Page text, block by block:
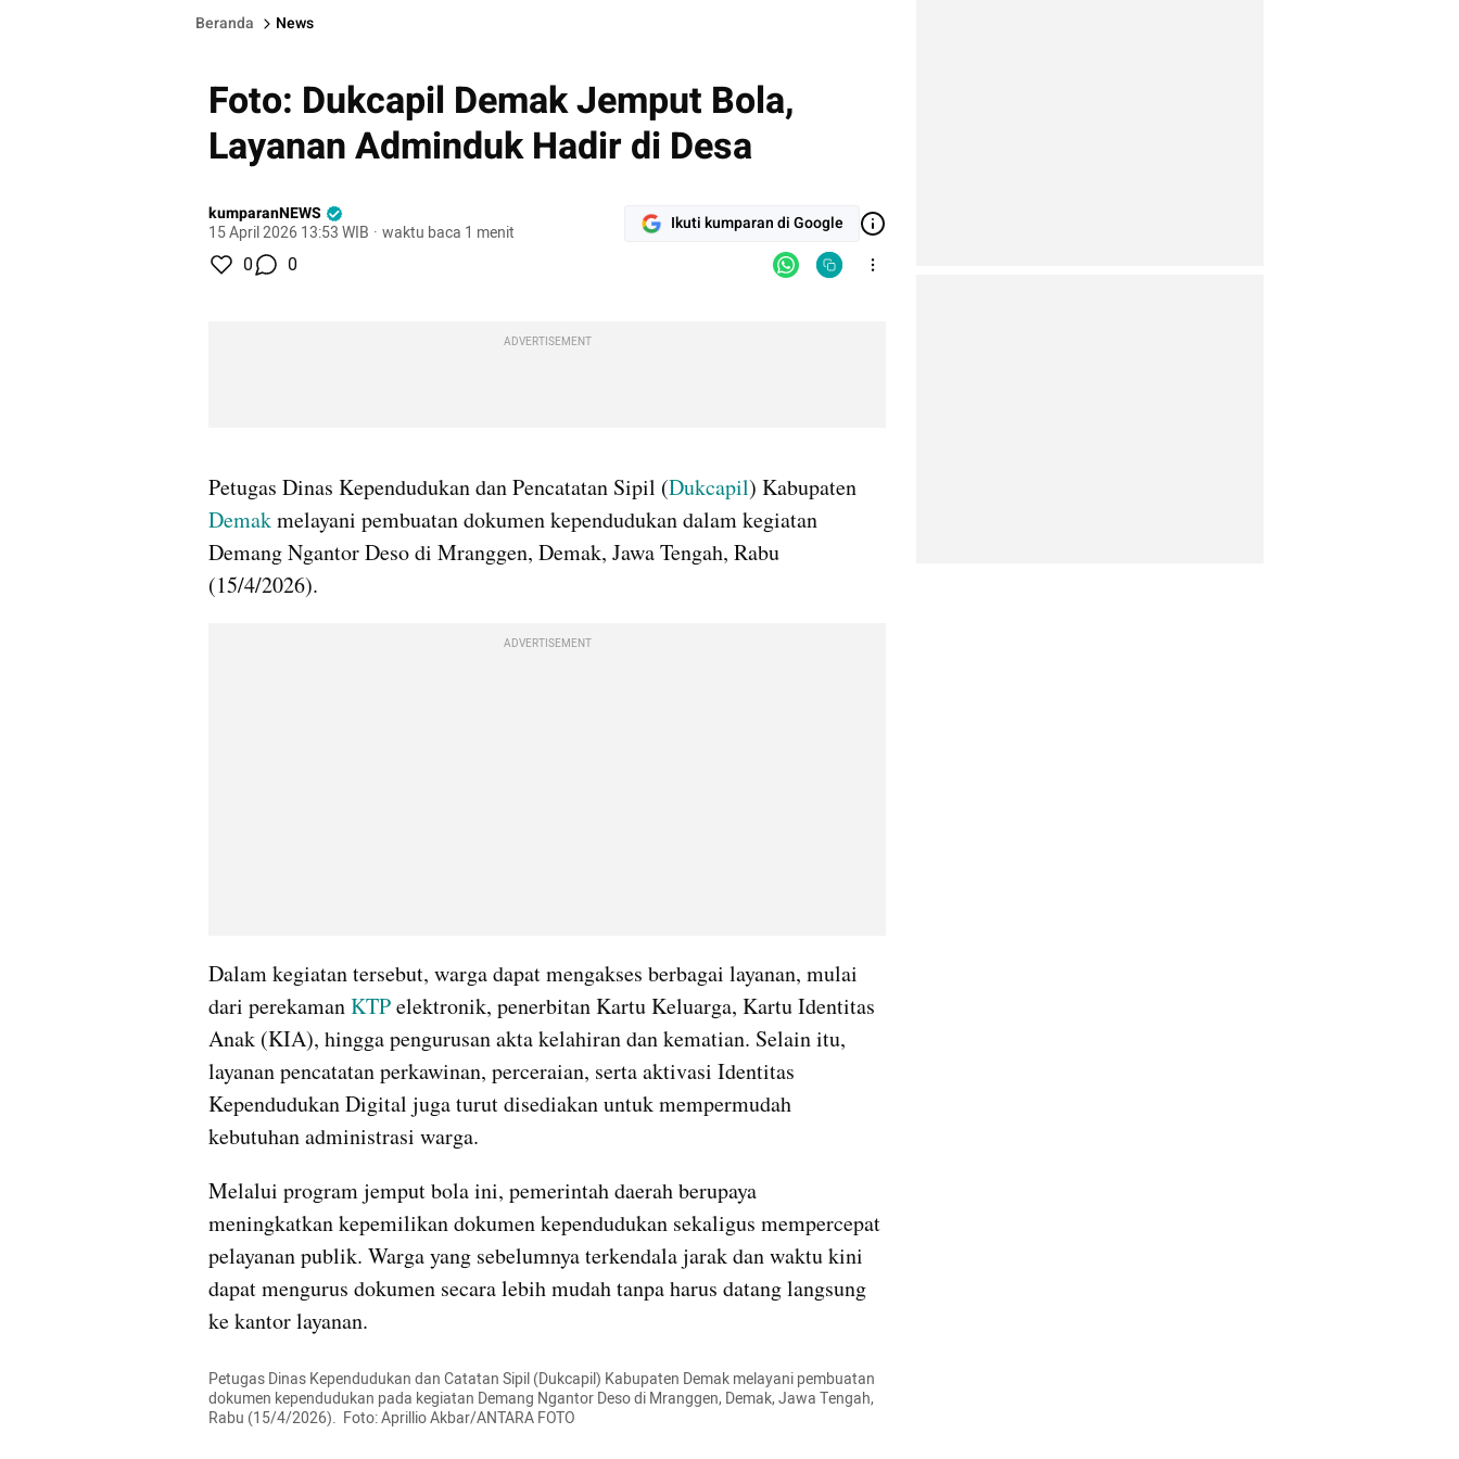
Beranda News
Foto: Dukcapil Demak Jemput Bola,
Layanan Adminduk Hadir di Desa
kumparanNEWS
15 April 2026 13:53 WIB · waktu baca 1 menit Ikuti kumparan di Google
0 0
ADVERTISEMENT
Petugas Dinas Kependudukan dan Pencatatan Sipil (Dukcapil
Demak melayani pembuatan dokumen kependudukan dalam kegiatan
Demang Ngantor Deso di Mranggen, Demak, Jawa Tengah, Rabu
(15/4/2026).
ADVERTISEMENT
Dalam kegiatan tersebut, warga dapat mengakses berbagai layanan, mulai
dari perekaman KTP elektronik, penerbitan Kartu Keluarga, Kartu Identitas
Anak (KIA), hingga pengurusan akta kelahiran dan kematian. Selain itu,
layanan pencatatan perkawinan, perceraian, serta aktivasi Identitas
Kependudukan Digital juga turut disediakan untuk mempermudah
kebutuhan administrasi warga.
Melalui program jemput bola ini, pemerintah daerah berupaya
meningkatkan kepemilikan dokumen kependudukan sekaligus mempercepat
pelayanan publik. Warga yang sebelumnya terkendala jarak dan waktu kini
dapat mengurus dokumen secara lebih mudah tanpa harus datang langsung
ke kantor layanan.
Petugas Dinas Kependudukan dan Catatan Sipil (Dukcapil) Kabupaten Demak melayani pembuatan
dokumen kependudukan pada kegiatan Demang Ngantor Deso di Mranggen, Demak, Jawa Tengah,
Rabu (15/4/2026).  Foto: Aprillio Akbar/ANTARA FOTO